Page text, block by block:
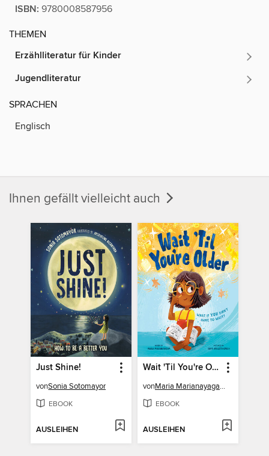
ISBN: 9780008587956
THEMEN
Erzählliteratur für Kinder
Jugendliteratur
SPRACHEN
Englisch
Ihnen gefällt vielleicht auch
Just Shine!
vonSonia Sotomayor
EBOOK
AUSLEIHEN
Wait 'Til You're Older
von Maria Marianayagam
EBOOK
AUSLEIHEN